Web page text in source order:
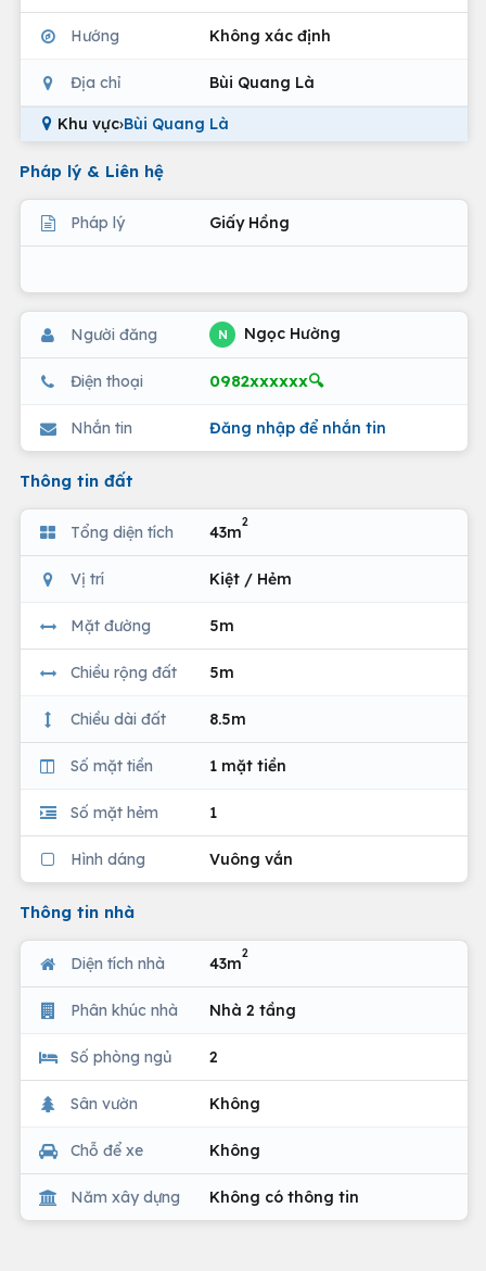
Hướng Không xác định
Địa chỉ Bùi Quang Là
Khu vực›Bùi Quang Là
Pháp lý & Liên hệ
Pháp lý Giấy Hồng
Người đăng N Ngọc Hường
Điện thoại 0982xxxxxx🔍
Nhắn tin Đăng nhập để nhắn tin
Thông tin đất
Tổng diện tích 43m
2
Vị trí Kiệt / Hẻm
Mặt đường 5m
Chiều rộng đất 5m
Chiều dài đất 8.5m
Số mặt tiền 1 mặt tiền
Số mặt hẻm 1
Hình dáng Vuông vắn
Thông tin nhà
Diện tích nhà 43m
2
Phân khúc nhà Nhà 2 tầng
Số phòng ngủ 2
Sân vườn Không
Chỗ để xe Không
Năm xây dựng Không có thông tin